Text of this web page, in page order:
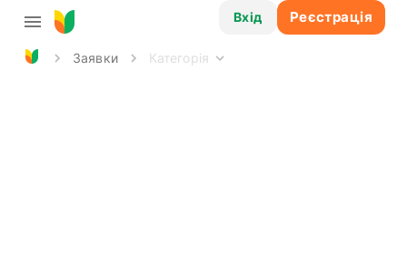
Заявки Категорія
Вхід Реєстрація